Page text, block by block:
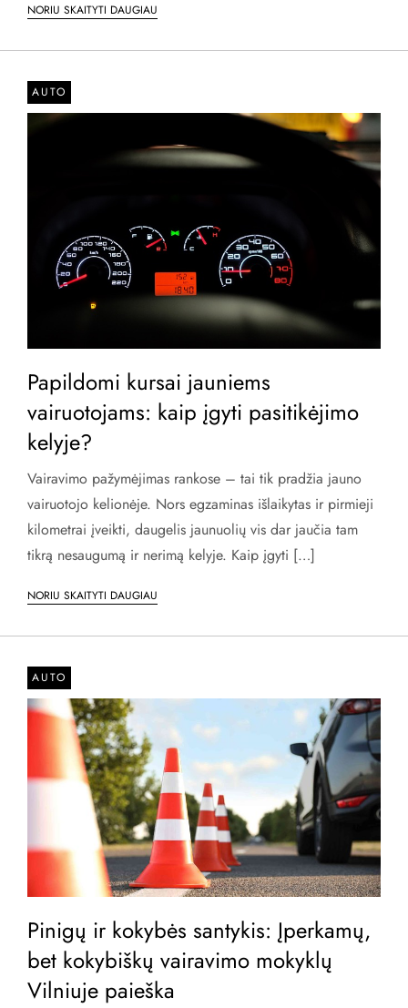
NORIU SKAITYTI DAUGIAU
AUTO
Papildomi kursai jauniems
vairuotojams: kaip įgyti pasitikėjimo
kelyje?
Vairavimo pažymėjimas rankose – tai tik pradžia jauno
vairuotojo kelionėje. Nors egzaminas išlaikytas ir pirmieji
kilometrai įveikti, daugelis jaunuolių vis dar jaučia tam
tikrą nesaugumą ir nerimą kelyje. Kaip įgyti […]
NORIU SKAITYTI DAUGIAU
AUTO
Pinigų ir kokybės santykis: Įperkamų,
bet kokybiškų vairavimo mokyklų
Vilniuje paieška